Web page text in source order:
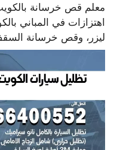
معلم قص خرسانة
اهتزازات في المباني
ليزر، وقص خرسانة